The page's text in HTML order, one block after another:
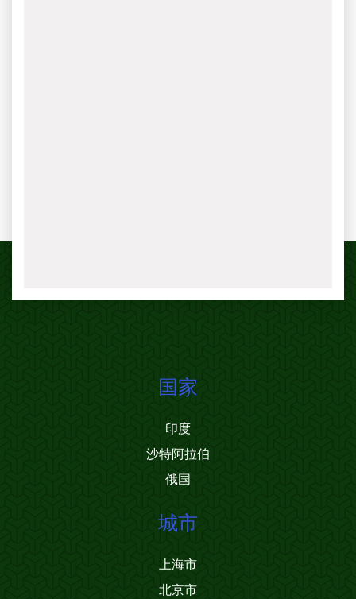
国家
印度
沙特阿拉伯
俄国
城市
上海市
北京市